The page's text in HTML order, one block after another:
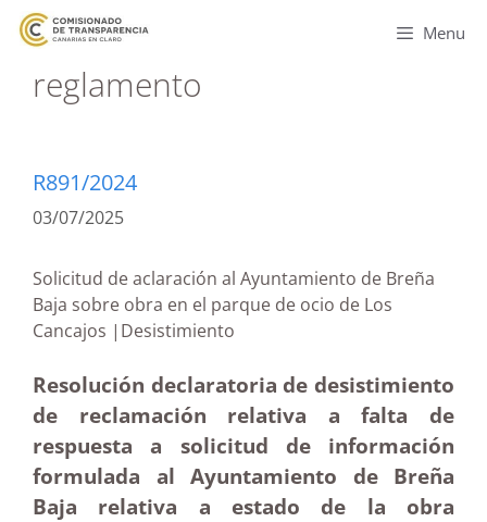
Menu
reglamento
R891/2024
03/07/2025
Solicitud de aclaración al Ayuntamiento de Breña
Baja sobre obra en el parque de ocio de Los
Cancajos |Desistimiento
Resolución declaratoria de desistimiento
de reclamación relativa a falta de
respuesta a solicitud de información
formulada al Ayuntamiento de Breña
Baja relativa a estado de la obra